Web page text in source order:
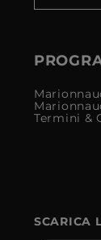
Termini &
SCARICA